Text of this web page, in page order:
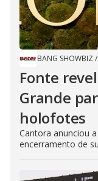
BANG SHOWBIZ /
Fonte
Grande
holofotes
Cantora anunciou
encerramento de